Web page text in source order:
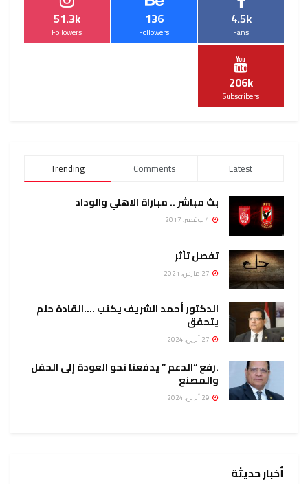
4.5k
Fans
136
Followers
51.3k
Followers
206k
Subscribers
Trending Comments Latest
بث مباشر .. مباراة الاهلي والوداد
تفصل تأثر
الدكتور أحمد الشريف يكتب ….القادة حلم
يتحقق
.رفع “الدعم ” يدفعنا نحو العودة إلى الحقل
والمصنع
أخبار حديثة